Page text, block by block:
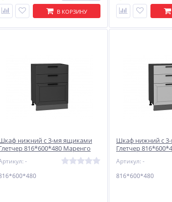
В КОРЗИНУ
нижний с 3-мя ящиками
816*600*480 Маренго
-
Шкаф нижний с
Глетчер
Артикул: -
816*600*480